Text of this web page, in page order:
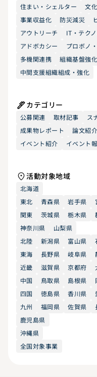
住まい・シェルター
文
事業収益化
防災減災
アウトリーチ
IT・テク
アドボカシー
プロボノ
多機関連携
組織基盤強化
中間支援組織組成・強化
カテゴリー
公募関連 取材記事 ス
成果物レポート
論文紹介
イベント紹介
イベント
活動対象地域
北海道
東北
青森県 岩手県
関東
茨城県 栃木県
神奈川県
山梨県
北陸
新潟県 富山県
東海
長野県 岐阜県
近畿
滋賀県 京都府
中国
鳥取県 島根県
四国
徳島県 香川県
九州
福岡県 佐賀県
鹿児島県
沖縄県
全国対象事業